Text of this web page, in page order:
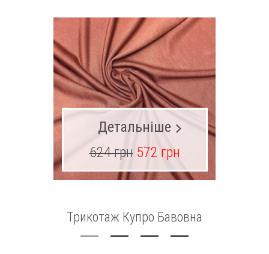
Трикотаж Купро Бавовна
Детальніше
624 грн 572 грн